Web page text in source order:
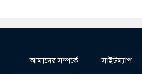
আমাদের সম্পর্কে সাইটম্যাপ